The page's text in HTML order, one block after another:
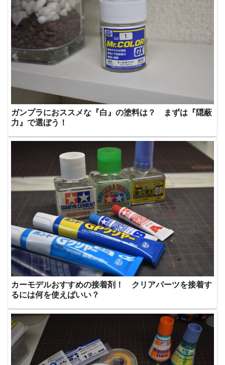
ガンプラにおススメな『白』の塗料は？ まずは『隠蔽
力』で選ぼう！
カーモデルおすすめの接着剤！ クリアパーツを接着す
るには何を使えばいい？